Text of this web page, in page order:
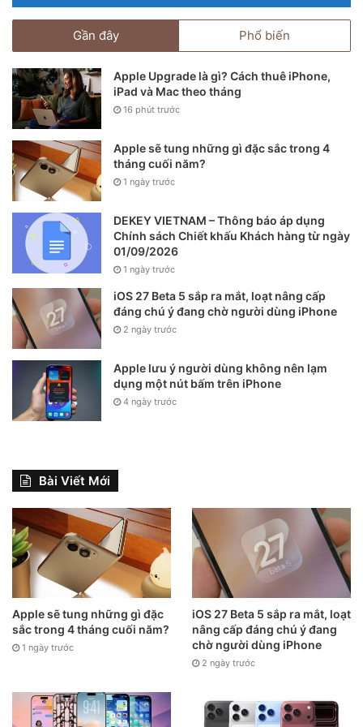
của Forbes đến từ 22 quốc gia khác nhau và đạt giá trị thị
trường đáng kinh ngạc – 17,9 nghìn tỷ USD – tăng 73% so
với cùng kỳ năm ngoái. Tài sản và lợi nhuận cũng tăng vọt,
lần lượt tăng 19% và 11% lên 5,2 nghìn tỷ USD và 434,7 tỷ
USD.
Gần đây Phổ biến
Apple Upgrade là gì? Cách thuê iPhone,
iPad và Mac theo tháng
16 phút trước
Apple sẽ tung những gì đặc sắc trong 4
tháng cuối năm?
1 ngày trước
DEKEY VIETNAM – Thông báo áp dụng
Chính sách Chiết khấu Khách hàng từ ngày
01/09/2026
1 ngày trước
iOS 27 Beta 5 sắp ra mắt, loạt nâng cấp
đáng chú ý đang chờ người dùng iPhone
2 ngày trước
Apple lưu ý người dùng không nên lạm
dụng một nút bấm trên iPhone
4 ngày trước
Bài Viết Mới
Apple sẽ tung những gì đặc
sắc trong 4 tháng cuối năm?
1 ngày trước
iOS 27 Beta 5 sắp ra mắt, loạt
nâng cấp đáng chú ý đang
chờ người dùng iPhone
2 ngày trước